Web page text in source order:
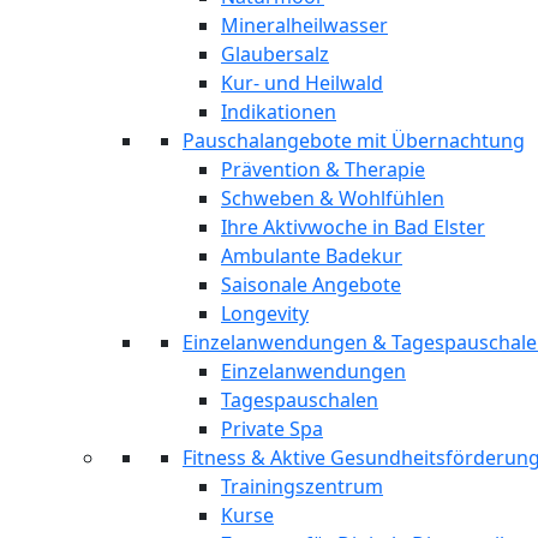
Mineralheilwasser
Glaubersalz
Kur- und Heilwald
Indikationen
Pauschalangebote mit Übernachtung
Prävention & Therapie
Schweben & Wohlfühlen
Ihre Aktivwoche in Bad Elster
Ambulante Badekur
Saisonale Angebote
Longevity
Einzelanwendungen &
Einzelanwendungen
Tagespauschalen
Private Spa
Fitness & Aktive
Trainingszentrum
Kurse